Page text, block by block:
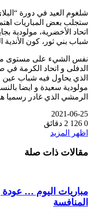
شلغوم العيد في دورة
ستجلب بعض المباريات
اتحاد الأخضرية، مولودية
شباب بني ثور، كون الأندية
نفس الشيء على مستوى
الدفلى و اتحاد الكرمة
الذي يحاول فيه شباب عين
مولودية سعيدة و ايضا
الرمشي الذي غادر رسميا
2021-06-25
0
2 دقائق
اظهر المزيد
مقالات ذات صلة
مباريات اليوم … عودة
المنافسة